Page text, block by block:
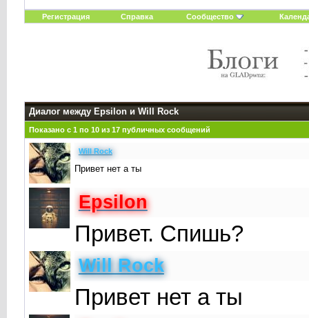
Регистрация Справка Сообщество
Диалог между Epsilon и Will Rock
Показано с 1 по 10из 17публичных сообщений
Will Rock
Привет нет а ты
Epsilon
Привет. Спишь?
Will Rock
Привет нет а ты